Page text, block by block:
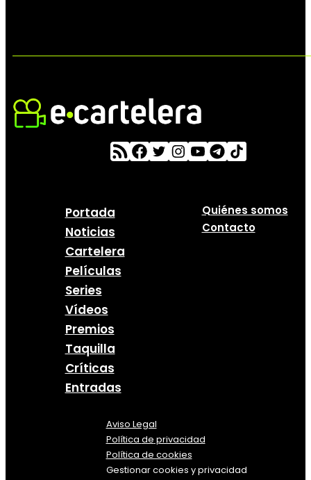
Portada
Noticias
Cartelera
Películas
Series
Vídeos
Premios
Taquilla
Críticas
Entradas
Quiénes somos
Contacto
Aviso Legal
Política de privacidad
Política de cookies
Gestionar cookies y privacidad